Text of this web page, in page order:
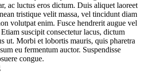
ac luctus eros dictum. Duis aliquet laoreet
tristique velit massa, vel tincidunt diam
volutpat enim. Fusce hendrerit augue vel
suscipit consectetur lacus, dictum
ut. Morbi et lobortis mauris, quis pharetra
eu fermentum auctor. Suspendisse
congue.